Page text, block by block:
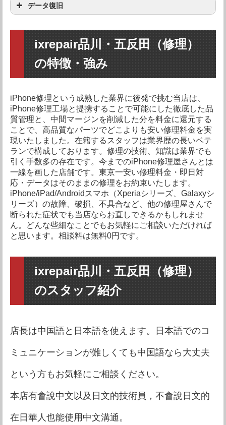
iPhone6S 要問い合わせ
iPhone6 Plus 要問い合わせ
iPhone6
iPhone5C 要問い合わせ
iPhone5 要問い合わせ
iPhone4S 要問い合わせ
iPhone4 要問い合わせ
iPhone6S Plus 要問い合わせ
iPhone6S 要問い合わせ
iPhone6 Plus
iPhone5S 要問い合わせ
iPhone5C 要問い合わせ
iPhone5 要問い合わせ
iPhone4S 要問い合わせ
iPhone4 要問い合わせ
iPhone SE 要問い合わせ
iPhone6S Plus 要問い合わせ
iPhone6S
iPhone6 要問い合わせ
iPhone5S 要問い合わせ
iPhone5C 要問い合わせ
iPhone5 要問い合わせ
iPhone4S 要問い合わせ
iPhone4 要問い合わせ
iPhone7 要問い合わせ
iPhone SE 要問い合わせ
iPhone6S Plus
iPhone6 Plus 要問い合わせ
iPhone6 要問い合わせ
iPhone5S 要問い合わせ
iPhone5C 要問い合わせ
iPhone5 要問い合わせ
iPhone4S 要問い合わせ
iPhone7 Plus 要問い合わせ
要問い合わせ
iPhone SE
iPhone6S 要問い合わせ
iPhone6 Plus 要問い合わせ
iPhone6 要問い合わせ
iPhone5S 要問い合わせ
iPhone5C 要問い合わせ
iPhone5 要問い合わせ
iPhone4 要問い合わせ
iPhone7 Plus 要問い合わせ
iPhone7
iPhone6S Plus 要問い合わせ
iPhone6S 要問い合わせ
iPhone6 Plus 要問い合わせ
iPhone6 要問い合わせ
iPhone5S 要問い合わせ
iPhone5C 要問い合わせ
iPhone5 要問い合わせ
iPhone4S 要問い合わせ
iPhone4 要問い合わせ
データ復旧
機種 修理料金
iPhone7 Plus
iPhone SE 要問い合わせ
iPhone6S Plus 要問い合わせ
iPhone6S 要問い合わせ
iPhone6 Plus 要問い合わせ
iPhone6 要問い合わせ
iPhone5S 要問い合わせ
iPhone5C 要問い合わせ
iPhone5 要問い合わせ
iPhone4S 要問い合わせ
iPhone4 要問い合わせ
ixrepair品川・五反田（修理）
の特徴・強み
iPhone修理という成熟した業界に後発で挑む当店は、
iPhone修理工場と提携することで可能にした徹底した品
質管理と、中間マージンを削減した分を料金に還元する
ことで、高品質なパーツでどこよりも安い修理料金を実
現いたしました。在籍するスタッフは業界歴の長いベテ
ランで構成しております。修理の技術、知識は業界でも
引く手数多の存在です。今までのiPhone修理屋さんとは
一線を画した店舗です。東京一安い修理料金・即日対
応・データはそのままの修理をお約束いたします。
iPhone/iPad/Androidスマホ（Xperiaシリーズ、Galaxyシ
リーズ）の故障、破損、不具合など、他の修理屋さんで
断られた症状でも当店ならお直しできるかもしれませ
ん。どんな些細なことでもお気軽にご相談いただければ
と思います。相談料は無料0円です。
ixrepair品川・五反田（修理）
のスタッフ紹介
店長は中国語と日本語を使えます。日本語でのコ
ミュニケーションが難しくても中国語なら大丈夫
という方もお気軽にご相談ください。
本店有會說中文以及日文的技術員，不會說日文的
在日華人也能使用中文溝通。